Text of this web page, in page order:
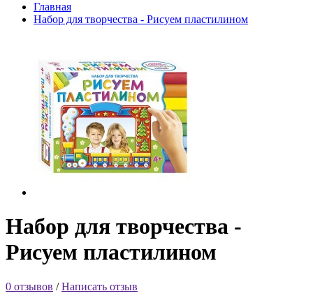
Главная
Набор для творчества - Рисуем пластилином
Набор для творчества -
Рисуем пластилином
0 отзывов /Написать отзыв